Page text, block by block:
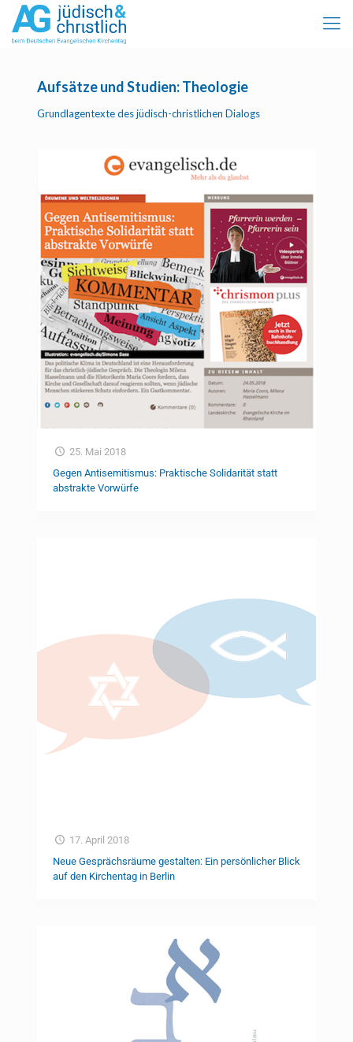
Aufsätze und Studien: Theologie
Grundlagentexte des jüdisch-christlichen Dialogs
25. Mai 2018
Gegen Antisemitismus: Praktische Solidarität statt
abstrakte Vorwürfe
17. April 2018
Neue Gesprächsräume gestalten: Ein persönlicher Blick
auf den Kirchentag in Berlin